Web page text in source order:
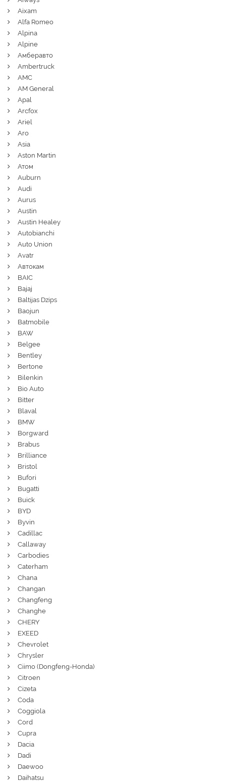
Aixam
Alfa Romeo
Alpina
Alpine
Амберавто
Ambertruck
AMC
AM General
Apal
Arcfox
Ariel
Aro
Asia
Aston Martin
Атом
Auburn
Audi
Aurus
Austin
Austin Healey
Autobianchi
Auto Union
Avatr
Автокам
BAIC
Bajaj
Baltijas Dzips
Baojun
Batmobile
BAW
Belgee
Bentley
Bertone
Bilenkin
Bio Auto
Bitter
Blaval
BMW
Borgward
Brabus
Brilliance
Bristol
Bufori
Bugatti
Buick
BYD
Byvin
Cadillac
Callaway
Carbodies
Caterham
Chana
Changan
Changfeng
Changhe
CHERY
EXEED
Chevrolet
Chrysler
Ciimo (Dongfeng-Honda)
Citroen
Cizeta
Coda
Coggiola
Cord
Cupra
Dacia
Dadi
Daewoo
Daihatsu